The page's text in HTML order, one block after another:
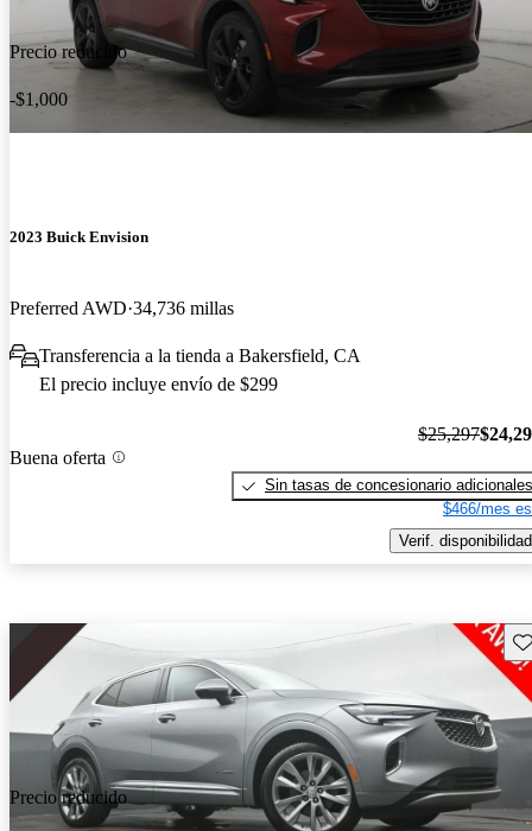
Precio reducido
-$1,000
2023 Buick Envision
Preferred AWD 34,736 millas
Transferencia a la tienda a Bakersfield, CA
El precio incluye envío de $299
Buena oferta
$25,297
Sin tasas de concesionario adicionales
$466/mes
Verif. disponibilidad
Precio reducido